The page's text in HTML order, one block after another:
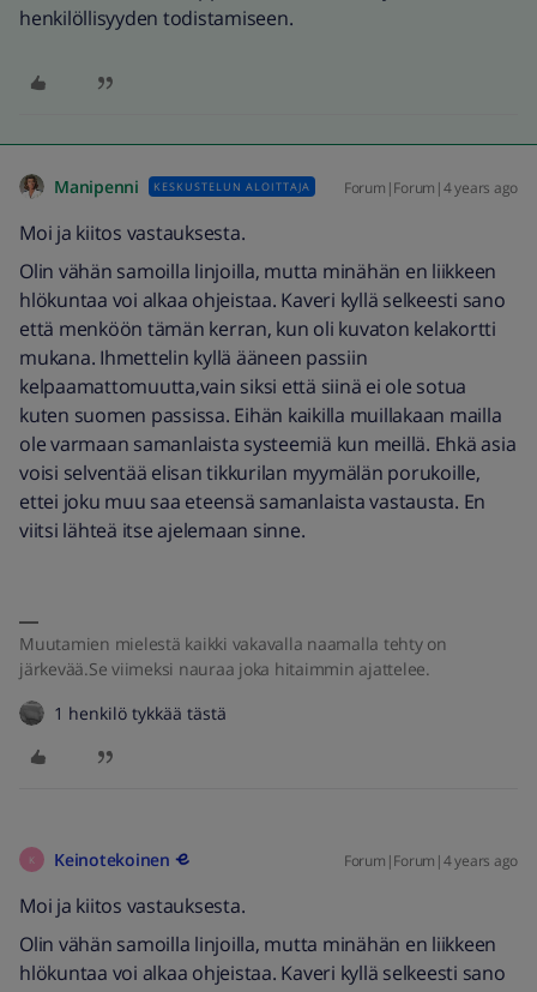
henkilöllisyyden todistamiseen.
Manipenni KESKUSTELUN ALOITTAJA Forum|Forum|4 years ago
Moi ja kiitos vastauksesta.
Olin vähän samoilla linjoilla, mutta minähän en liikkeen
hlökuntaa voi alkaa ohjeistaa. Kaveri kyllä selkeesti sano
että menköön tämän kerran, kun oli kuvaton kelakortti
mukana. Ihmettelin kyllä ääneen passiin
kelpaamattomuutta,vain siksi että siinä ei ole sotua
kuten suomen passissa. Eihän kaikilla muillakaan mailla
ole varmaan samanlaista systeemiä kun meillä. Ehkä asia
voisi selventää elisan tikkurilan myymälän porukoille,
ettei joku muu saa eteensä samanlaista vastausta. En
viitsi lähteä itse ajelemaan sinne.
Muutamien mielestä kaikki vakavalla naamalla tehty on
järkevää.Se viimeksi nauraa joka hitaimmin ajattelee.
1 henkilö tykkää tästä
K Keinotekoinen Forum|Forum|4 years ago
Moi ja kiitos vastauksesta.
Olin vähän samoilla linjoilla, mutta minähän en liikkeen
hlökuntaa voi alkaa ohjeistaa. Kaveri kyllä selkeesti sano